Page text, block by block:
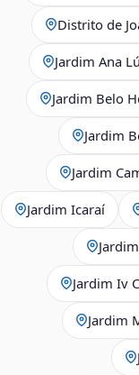
Distrito de
Jardim Ana
Jardim Belo
Jardim
Jardim
Jardim Icaraí
Jardim Iv
Jardim